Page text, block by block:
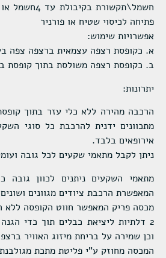
פתיחה לכיסוי שטיח או פורניר
אפשרויות שימוש:
א. כקופסת רצפה עצמאית ברצפה צפה
ב. כקופסת רצפה משולסת בתוך קופסת
יתרונות:
הרכבה מהירה ללא כלי עזר בתוך
מתכוונים ידנית להרכבת כל סוגי
אירופאים בלבד.
ניתן לקבל מתאמי שקעים לכל גובה
מתאמי השקעים ניתנים לכוון
המאפשרת הרכבת ציודים מגוונים
מכסה פריק המאפשר חווט הקופסה ללא
2 דלתיות ליציאת כבלים תוך כדי
וכן שמירה על בריחת מיזוג האוויר
המכסה מחוזק ע"י פליטת מתכת